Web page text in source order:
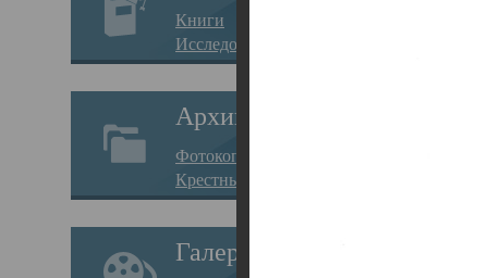
Книги
Исследования
Архив
Фотокопии дел
Крестные ходы
Галерея